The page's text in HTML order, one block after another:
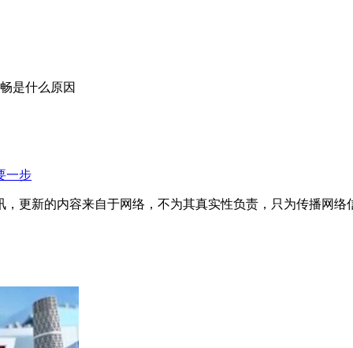
是什么原因
一步
更新的内容来自于网络，不为其真实性负责，只为传播网